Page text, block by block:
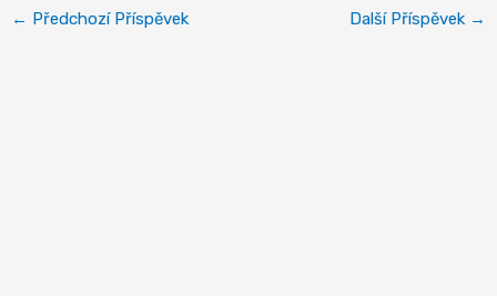
← Předchozí Příspěvek Další Příspěvek →